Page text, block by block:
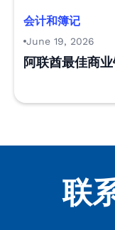
会计和簿记
June 19, 2026
阿联酋最佳商
联